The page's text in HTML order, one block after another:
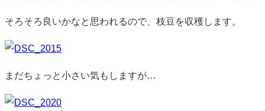
そろそろ良いかなと思われるので、枝豆を収穫します。
まだちょっと小さい気もしますが…